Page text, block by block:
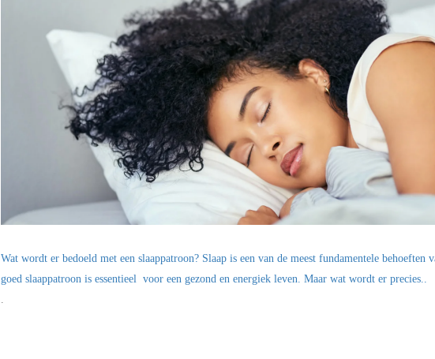
Wat wordt er bedoeld met een slaappatroon? Slaap is een van de meest fundamentele behoeften
goed slaappatroon is essentieel voor een gezond en energiek leven. Maar wat wordt er precies..
.